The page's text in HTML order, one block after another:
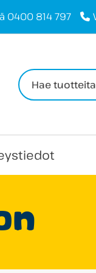
0400 814 797
Haku: